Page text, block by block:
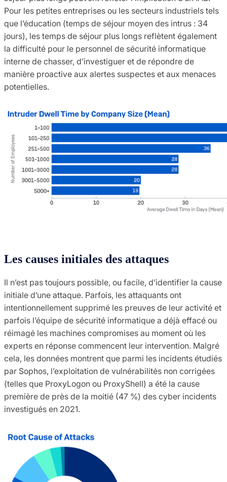
Pour les petites entreprises ou les secteurs industriels tels
que l’éducation (temps de séjour moyen des intrus : 34
jours), les temps de séjour plus longs reflètent également
la difficulté pour le personnel de sécurité informatique
interne de chasser, d’investiguer et de répondre de
manière proactive aux alertes suspectes et aux menaces
potentielles.
Les causes initiales des attaques
Il n’est pas toujours possible, ou facile, d’identifier la cause
initiale d’une attaque. Parfois, les attaquants ont
intentionnellement supprimé les preuves de leur activité et
parfois l’équipe de sécurité informatique a déjà effacé ou
réimagé les machines compromises au moment où les
experts en réponse commencent leur intervention. Malgré
cela, les données montrent que parmi les incidents étudiés
par Sophos, l’exploitation de vulnérabilités non corrigées
(telles que ProxyLogon ou ProxyShell) a été la cause
première de près de la moitié (47 %) des cyber incidents
investigués en 2021.